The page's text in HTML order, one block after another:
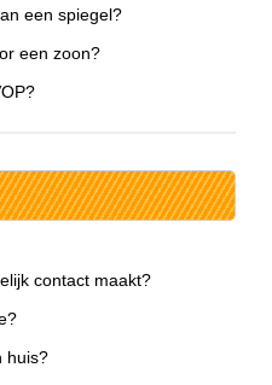
een spiegel?
een zoon?
contact maakt?
huis?